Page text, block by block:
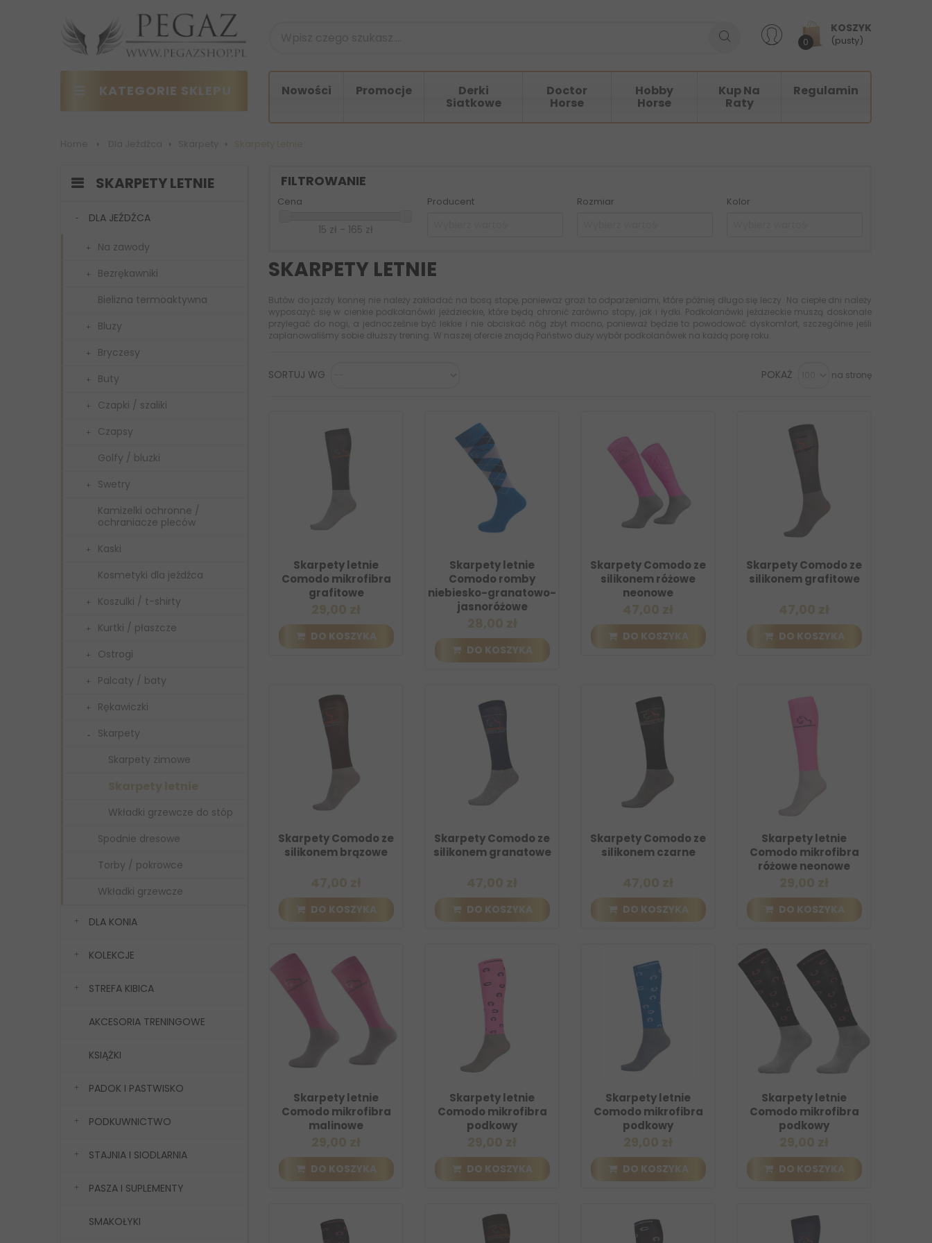
KOSZYK
0 (pusty)
KATEGORIE SKLEPU Nowości Promocje Derki
Siatkowe
Doctor
Horse
Hobby
Horse
Kup Na
Raty
Regulamin
SKARPETY LETNIE
DLA JEŹDŹCA
Na zawody
Bezrękawniki
Bielizna termoaktywna
Bluzy
Bryczesy
Buty
Czapki / szaliki
Czapsy
Golfy / bluzki
Swetry
Kamizelki ochronne /
ochraniacze pleców
Kaski
Kosmetyki dla jeźdźca
Koszulki / t-shirty
Kurtki / płaszcze
Ostrogi
Palcaty / baty
Rękawiczki
Skarpety
Skarpety zimowe
Wkładki grzewcze do stóp
Spodnie dresowe
Torby / pokrowce
Wkładki grzewcze
DLA KONIA
KOLEKCJE
STREFA KIBICA
AKCESORIA TRENINGOWE
KSIĄŻKI
PADOK I PASTWISKO
PODKUWNICTWO
STAJNIA I SIODLARNIA
PASZA I SUPLEMENTY
SMAKOŁYKI
FILTROWANIE
Cena
15 zł - 165 zł
Producent Rozmiar Kolor
SKARPETY LETNIE
Butów do jazdy konnej nie należy zakładać na bosą stopę, ponieważ grozi to odparzeniami, które później długo się leczy. Na ciepłe dni należy
wyposażyć się w cienkie podkolanówki jeździeckie, które będą chronić zarówno stopy, jak i łydki. Podkolanówki jeździeckie muszą doskonale
przylegać do nogi, a jednocześnie być lekkie i nie obciskać nóg zbyt mocno, ponieważ będzie to powodować dyskomfort, szczególnie jeśli
zaplanowaliśmy sobie dłuższy trening. W naszej ofercie znajdą Państwo duży wybór podkolanówek na każdą porę roku.
SORTUJ WG POKAŻ na stronę
Skarpety letnie
Comodo mikrofibra
grafitowe
DO KOSZYKA
Skarpety letnie
Comodo romby
niebiesko-granatowo-
jasnoróżowe
DO KOSZYKA
Skarpety Comodo ze
silikonem różowe
neonowe
DO KOSZYKA
Skarpety Comodo ze
silikonem grafitowe
DO KOSZYKA
Skarpety Comodo ze
silikonem brązowe
DO KOSZYKA
Skarpety Comodo ze
silikonem granatowe
DO KOSZYKA
Skarpety Comodo ze
silikonem czarne
DO KOSZYKA
Skarpety letnie
Comodo mikrofibra
różowe neonowe
DO KOSZYKA
Skarpety letnie
Comodo mikrofibra
malinowe
DO KOSZYKA
Skarpety letnie
Comodo mikrofibra
podkowy
DO KOSZYKA
Skarpety letnie
Comodo mikrofibra
podkowy
DO KOSZYKA
Skarpety letnie
Comodo mikrofibra
podkowy
DO KOSZYKA